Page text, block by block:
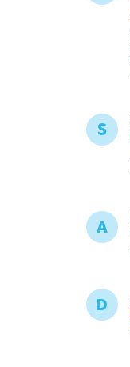
S
A
D